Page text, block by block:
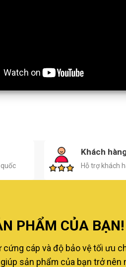
Khách
Hỗ trợ khách
PHẨM CỦA BẠN!
cáp và độ bảo vệ tối ưu
sản phẩm của bạn trở nên